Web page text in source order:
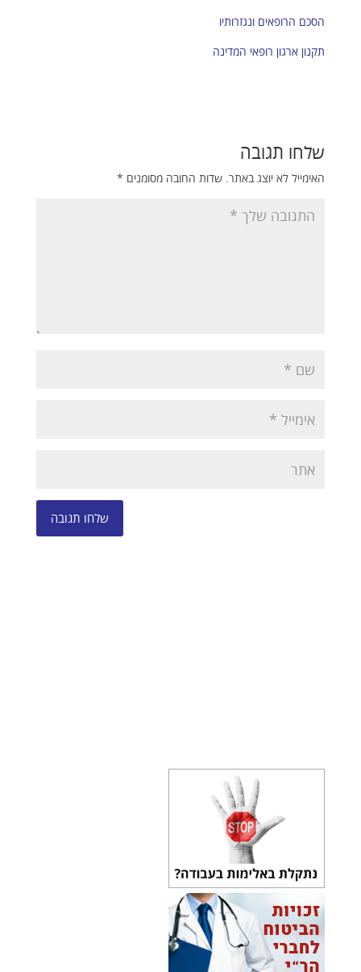
הסכם הרופאים ונגזרותיו
תקנון ארגון רופאי המדינה
שלחו תגובה
האימייל לא יוצג באתר. שדות החובה מסומנים *